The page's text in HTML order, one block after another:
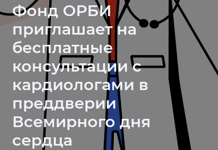
Фонд ОРБИ
приглашает на
бесплатные
консультации с
кардиологами в
преддверии
Всемирного дня
сердца